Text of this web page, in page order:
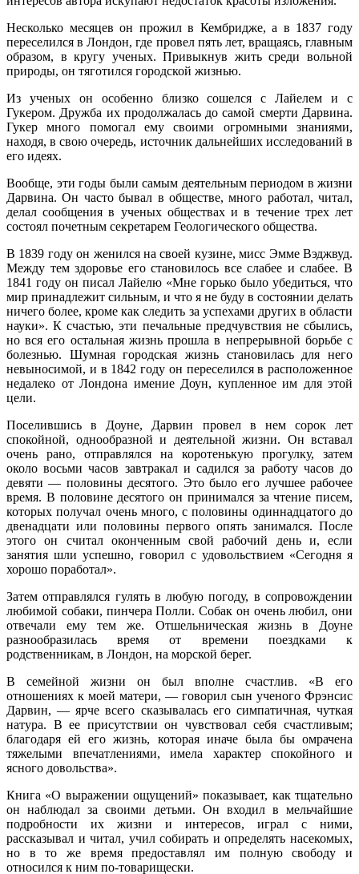
Несколько месяцев он прожил в Кембридже, а в 1837 году
переселился в Лондон, где провел пять лет, вращаясь, главным
образом, в кругу ученых. Привыкнув жить среди вольной
природы, он тяготился городской жизнью.
Из ученых он особенно близко сошелся с Лайелем и с
Гукером. Дружба их продолжалась до самой смерти Дарвина.
Гукер много помогал ему своими огромными знаниями,
находя, в свою очередь, источник дальнейших исследований в
его идеях.
Вообще, эти годы были самым деятельным периодом в жизни
Дарвина. Он часто бывал в обществе, много работал, читал,
делал сообщения в ученых обществах и в течение трех лет
состоял почетным секретарем Геологического общества.
В 1839 году он женился на своей кузине, мисс Эмме Вэджвуд.
Между тем здоровье его становилось все слабее и слабее. В
1841 году он писал Лайелю «Мне горько было убедиться, что
мир принадлежит сильным, и что я не буду в состоянии делать
ничего более, кроме как следить за успехами других в области
науки». К счастью, эти печальные предчувствия не сбылись,
но вся его остальная жизнь прошла в непрерывной борьбе с
болезнью. Шумная городская жизнь становилась для него
невыносимой, и в 1842 году он переселился в расположенное
недалеко от Лондона имение Доун, купленное им для этой
цели.
Поселившись в Доуне, Дарвин провел в нем сорок лет
спокойной, однообразной и деятельной жизни. Он вставал
очень рано, отправлялся на коротенькую прогулку, затем
около восьми часов завтракал и садился за работу часов до
девяти — половины десятого. Это было его лучшее рабочее
время. В половине десятого он принимался за чтение писем,
которых получал очень много, с половины одиннадцатого до
двенадцати или половины первого опять занимался. После
этого он считал оконченным свой рабочий день и, если
занятия шли успешно, говорил с удовольствием «Сегодня я
хорошо поработал».
Затем отправлялся гулять в любую погоду, в сопровождении
любимой собаки, пинчера Полли. Собак он очень любил, они
отвечали ему тем же. Отшельническая жизнь в Доуне
разнообразилась время от времени поездками к
родственникам, в Лондон, на морской берег.
В семейной жизни он был вполне счастлив. «В его
отношениях к моей матери, — говорил сын ученого Фрэнсис
Дарвин, — ярче всего сказывалась его симпатичная, чуткая
натура. В ее присутствии он чувствовал себя счастливым;
благодаря ей его жизнь, которая иначе была бы омрачена
тяжелыми впечатлениями, имела характер спокойного и
ясного довольства».
Книга «О выражении ощущений» показывает, как тщательно
он наблюдал за своими детьми. Он входил в мельчайшие
подробности их жизни и интересов, играл с ними,
рассказывал и читал, учил собирать и определять насекомых,
но в то же время предоставлял им полную свободу и
относился к ним по-товарищески.